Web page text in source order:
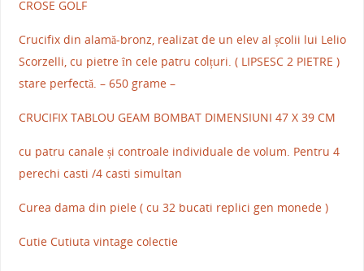
CROSE GOLF
Crucifix din alamă-bronz, realizat de un elev al școlii lui Lelio
Scorzelli, cu pietre în cele patru colțuri. ( LIPSESC 2 PIETRE )
stare perfectă. – 650 grame –
CRUCIFIX TABLOU GEAM BOMBAT DIMENSIUNI 47 X 39 CM
cu patru canale și controale individuale de volum. Pentru 4
perechi casti /4 casti simultan
Curea dama din piele ( cu 32 bucati replici gen monede )
Cutie Cutiuta vintage colectie